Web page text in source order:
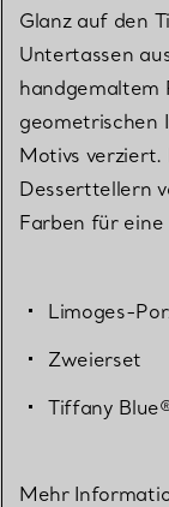
Glanz auf den
Untertassen
handgemaltem
geometrischen
Motivs verziert.
Desserttellern
Farben für
Limoges-
Zweierset
Tiffany
Mehr